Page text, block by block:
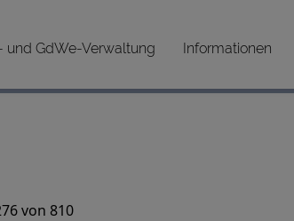
und GdWe-Verwaltung Informationen
von 810